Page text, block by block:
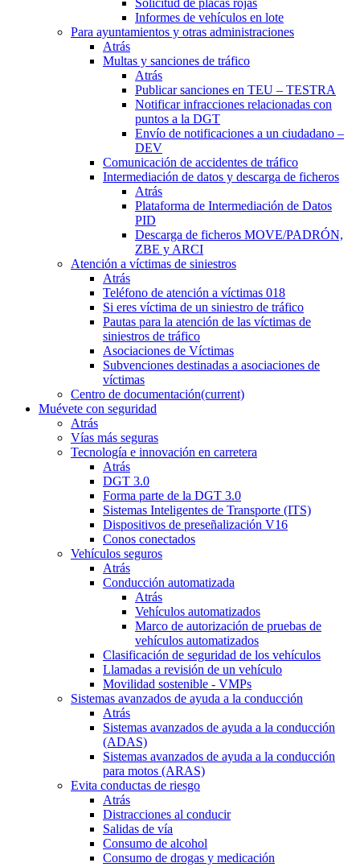
Solicitud de placas rojas
Informes de vehículos en lote
Para ayuntamientos y otras administraciones
Atrás
Multas y sanciones de tráfico
Atrás
Publicar sanciones en TEU – TESTRA
Notificar infracciones relacionadas con
puntos a la DGT
Envío de notificaciones a un ciudadano –
DEV
Comunicación de accidentes de tráfico
Intermediación de datos y descarga de ficheros
Atrás
Plataforma de Intermediación de Datos
PID
Descarga de ficheros MOVE/PADRÓN,
ZBE y ARCI
Atención a víctimas de siniestros
Atrás
Teléfono de atención a víctimas 018
Si eres víctima de un siniestro de tráfico
Pautas para la atención de las víctimas de
siniestros de tráfico
Asociaciones de Víctimas
Subvenciones destinadas a asociaciones de
víctimas
Centro de documentación(current)
Muévete con seguridad
Atrás
Vías más seguras
Tecnología e innovación en carretera
Atrás
DGT 3.0
Forma parte de la DGT 3.0
Sistemas Inteligentes de Transporte (ITS)
Dispositivos de preseñalización V16
Conos conectados
Vehículos seguros
Atrás
Conducción automatizada
Atrás
Vehículos automatizados
Marco de autorización de pruebas de
vehículos automatizados
Clasificación de seguridad de los vehículos
Llamadas a revisión de un vehículo
Movilidad sostenible - VMPs
Sistemas avanzados de ayuda a la conducción
Atrás
Sistemas avanzados de ayuda a la conducción
(ADAS)
Sistemas avanzados de ayuda a la conducción
para motos (ARAS)
Evita conductas de riesgo
Atrás
Distracciones al conducir
Salidas de vía
Consumo de alcohol
Consumo de drogas y medicación